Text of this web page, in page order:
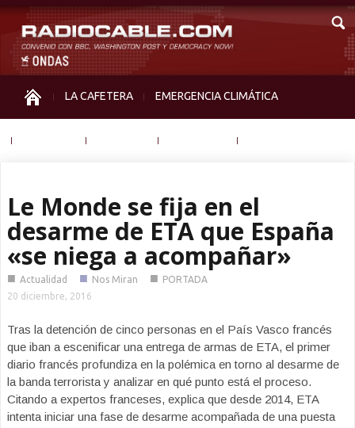
LA CAFETERA EMERGENCIA CLIMÁTICA
Le Monde se fija en el
desarme de ETA que España
«se niega a acompañar»
■ Actualidad ■ Nos Miran ■ PORTADA
20 diciembre, 2016
Tras la detención de cinco personas en el País Vasco francés
que iban a escenificar una entrega de armas de ETA, el primer
diario francés profundiza en la polémica en torno al desarme de
la banda terrorista y analizar en qué punto está el proceso.
Citando a expertos franceses, explica que desde 2014, ETA
intenta iniciar una fase de desarme acompañada de una puesta